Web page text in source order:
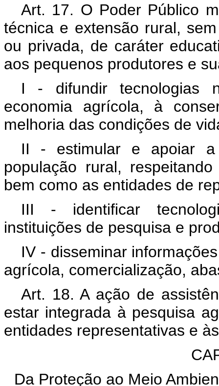
Art. 17. O Poder Público
técnica e extensão rural,
ou privada, de caráter
aos pequenos produtores e
I - difundir tecnologias
economia agrícola, à
melhoria das condições de
II - estimular e apoiar a
população rural,
bem como as entidades de
III - identificar
instituições de pesquisa e
IV - disseminar
agrícola, comercialização,
Art. 18. A ação de
estar integrada à pesquisa
entidades representativas e
Da Proteção ao Meio